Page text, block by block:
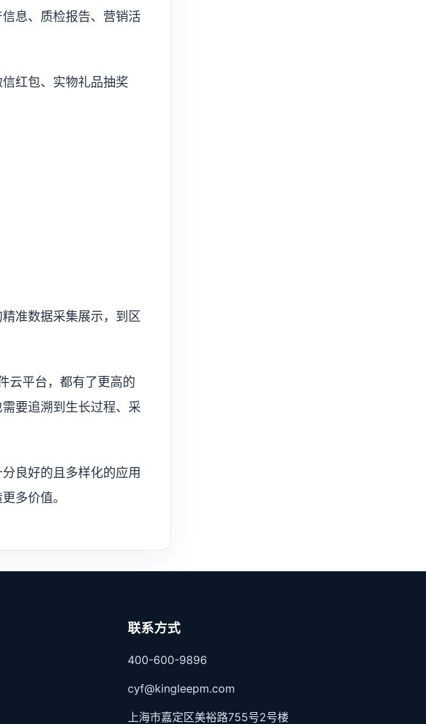
息、质检报告、营销活
红包、实物礼品抽奖
准数据采集展示，到区
云平台，都有了更高的
要追溯到生长过程、采
良好的且多样化的应用
多价值。
联系方式
400-600-9896
cyf@kingleepm.com
上海市嘉定区美裕路755号2号楼